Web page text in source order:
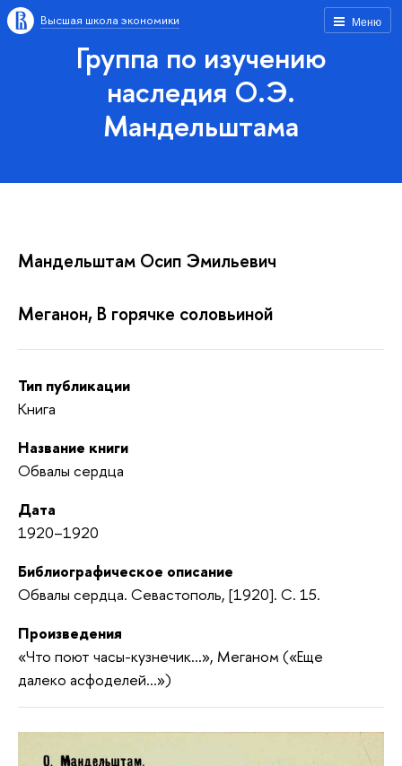
Меню
Высшая школа экономики
Группа по изучению
наследия О.Э.
Мандельштама
Мандельштам Осип Эмильевич
Меганон, В горячке соловьиной
Тип публикации
Книга
Название книги
Обвалы сердца
Дата
1920–1920
Библиографическое описание
Обвалы сердца. Севастополь, [1920]. С. 15.
Произведения
«Что поют часы-кузнечик...», Меганом («Еще
далеко асфоделей...»)